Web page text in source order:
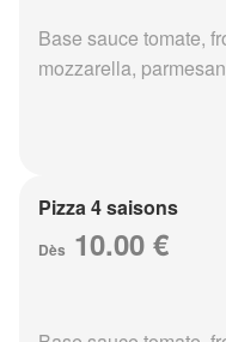
Base sauce tomate,
mozzarella, parmesan
Pizza 4 saisons
Dès 10.00 €